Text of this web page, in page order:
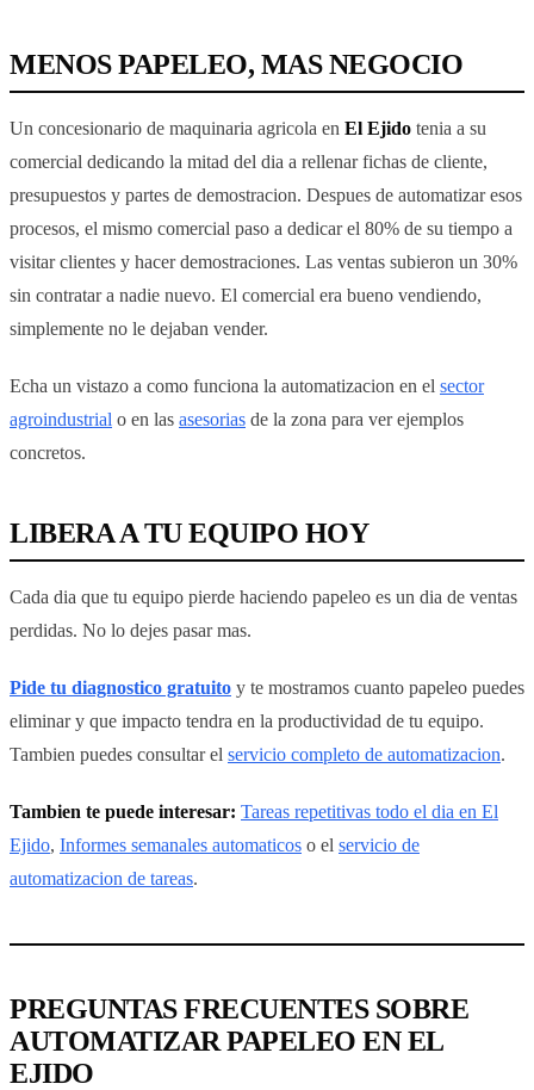
MENOS PAPELEO, MAS NEGOCIO
Un concesionario de maquinaria agricola en El Ejido tenia a su
comercial dedicando la mitad del dia a rellenar fichas de cliente,
presupuestos y partes de demostracion. Despues de automatizar esos
procesos, el mismo comercial paso a dedicar el 80% de su tiempo a
visitar clientes y hacer demostraciones. Las ventas subieron un 30%
sin contratar a nadie nuevo. El comercial era bueno vendiendo,
simplemente no le dejaban vender.
Echa un vistazo a como funciona la automatizacion en el sector
agroindustrial o en las asesorias de la zona para ver ejemplos
concretos.
LIBERA A TU EQUIPO HOY
Cada dia que tu equipo pierde haciendo papeleo es un dia de ventas
perdidas. No lo dejes pasar mas.
Pide tu diagnostico gratuito y te mostramos cuanto papeleo puedes
eliminar y que impacto tendra en la productividad de tu equipo.
Tambien puedes consultar el servicio completo de automatizacion.
Tambien te puede interesar: Tareas repetitivas todo el dia en El
Ejido, Informes semanales automaticos o el servicio de
automatizacion de tareas.
PREGUNTAS FRECUENTES SOBRE
AUTOMATIZAR PAPELEO EN EL
EJIDO